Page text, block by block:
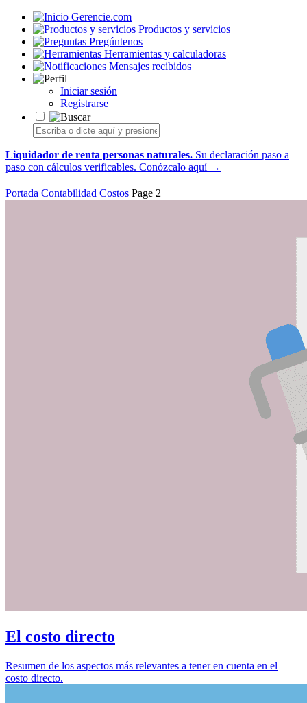
Gerencie.com
Productos y servicios
Pregúntenos
Herramientas y calculadoras
Mensajes recibidos
Iniciar sesión
Registrarse
Liquidador de renta personas naturales. Su declaración paso a
paso con cálculos verificables. Conózcalo aquí →
Portada Contabilidad Costos Page 2
El costo directo
Resumen de los aspectos más relevantes a tener en cuenta en el
costo directo.